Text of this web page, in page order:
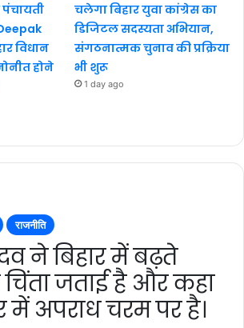
राजनीति
ने बिहार में बढ़ते
जताई है और कहा
में अपराध चरम पर है।
विधान
होने
चलेगा बिहार युवा कांग्रेस का
डिजिटल सदस्यता अभियान,
संगठनात्मक चुनाव की प्रक्रिया
भी शुरू
1 day ago